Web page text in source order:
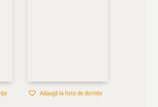
Adaugă la lista de dorințe